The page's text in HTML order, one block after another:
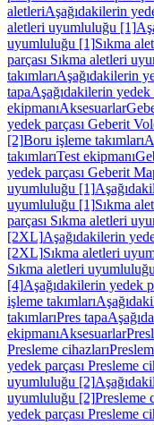
aletleriAşağıdakilerin
aletleri uyumluluğu [1]
uyumluluğu [1]Sıkma
parçası Sıkma aletleri
takımlarıAşağıdakilerin
tapaAşağıdakilerin yedek
ekipmanıAksesuarlar
yedek parçası Geberit
[2]Boru işleme takımları
takımlarıTest ekipmanı
yedek parçası Geberit
uyumluluğu [1]
uyumluluğu [1]Sıkma
parçası Sıkma aletleri
[2XL]Aşağıdakilerin
[2XL]Sıkma aletleri
Sıkma aletleri
[4]Aşağıdakilerin yedek
işleme takımları
takımlarıPres tapa
ekipmanıAksesuarlar
Presleme cihazları
yedek parçası Presleme
uyumluluğu [2]
uyumluluğu [2]Presleme
yedek parçası Presleme